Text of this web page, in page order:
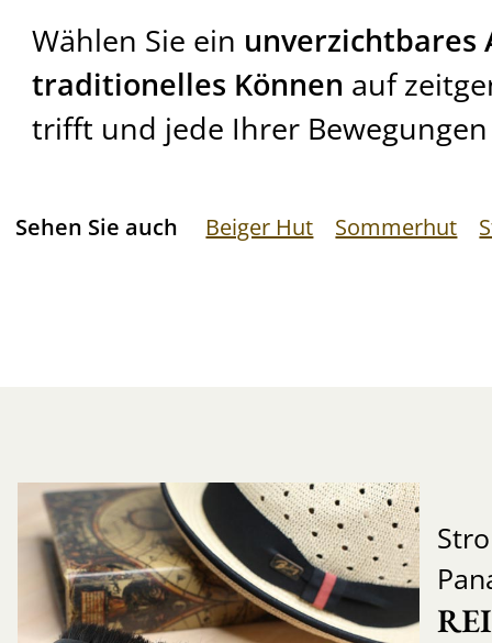
Wählen Sie ein unverzichtbares
traditionelles Können auf
trifft und jede Ihrer
Sehen Sie auch Beiger Hut Sommerhut